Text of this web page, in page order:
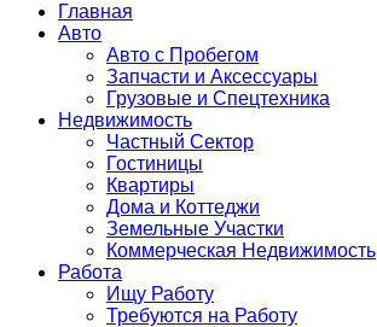
Главная
Авто
Авто с Пробегом
Запчасти и Аксессуары
Грузовые и Спецтехника
Недвижимость
Частный Сектор
Гостиницы
Квартиры
Дома и Коттеджи
Земельные Участки
Коммерческая Недвижимость
Работа
Ищу Работу
Требуются на Работу